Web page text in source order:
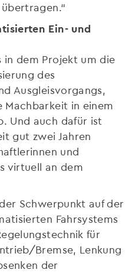
Ein- und
in dem Projekt um die
des
Ausgleisvorgangs,
Machbarkeit in einem
Und auch dafür ist
gut zwei Jahren
und
virtuell an dem
Schwerpunkt auf der
Fahrsystems
für
Bremse, Lenkung
der